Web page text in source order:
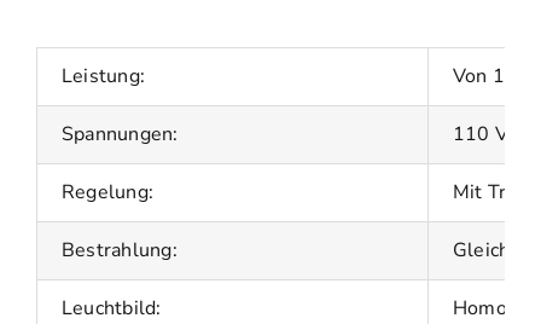
Leistung: Von 160
Spannungen: 110 V –
Regelung: Mit
Bestrahlung:
Leuchtbild: